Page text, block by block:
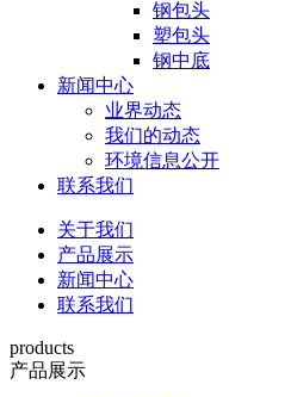
钢包头
塑包头
钢中底
新闻中心
业界动态
我们的动态
环境信息公开
联系我们
关于我们
产品展示
新闻中心
联系我们
products
产品展示